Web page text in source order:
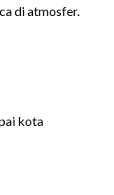
di atmosfer.
kota